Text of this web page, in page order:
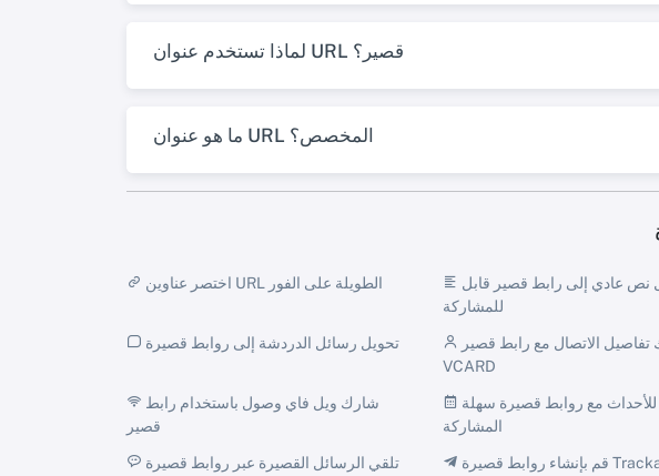
لماذا تستخدم عنوان URL قصير؟
ما هو عنوان URL المخصص؟
اختصر عناوين URL الطويلة على الفور
للمشاركة
تحويل رسائل الدردشة إلى روابط قصيرة
VCARD
قصير
المشاركة